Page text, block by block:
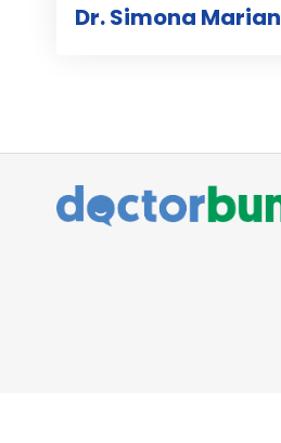
Dr. Simona Marian